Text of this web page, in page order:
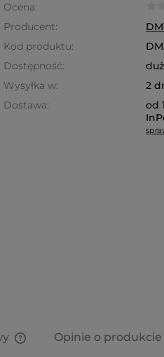
Ocena:
Producent:
Kod produktu:
Dostępność:
Wysyłka w:
2
Dostawa:
od
Opinie o produkcie